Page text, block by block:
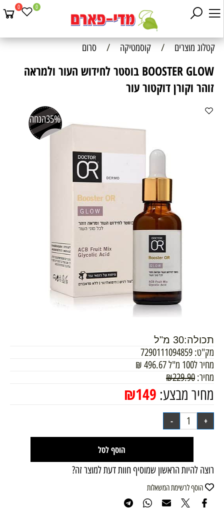
0 0
קטלוג מוצרים / קוסמטיקה / סרום
BOOSTER GLOW בוסטר לחידוש העור ולמראה
זוהר וקורן דוקטור עור
35%הנחה
תכולה:30 מ"ל
מק"ט: 7290111094859
מחיר ל100 מ"ל
496.67
₪
מחיר:
₪229.90
מחיר מבצע: ₪149
הוסף לסל
רוצה להיות הראשון שמוסיף חוות דעת למוצר זה?
הוסף לרשימת המשאלות